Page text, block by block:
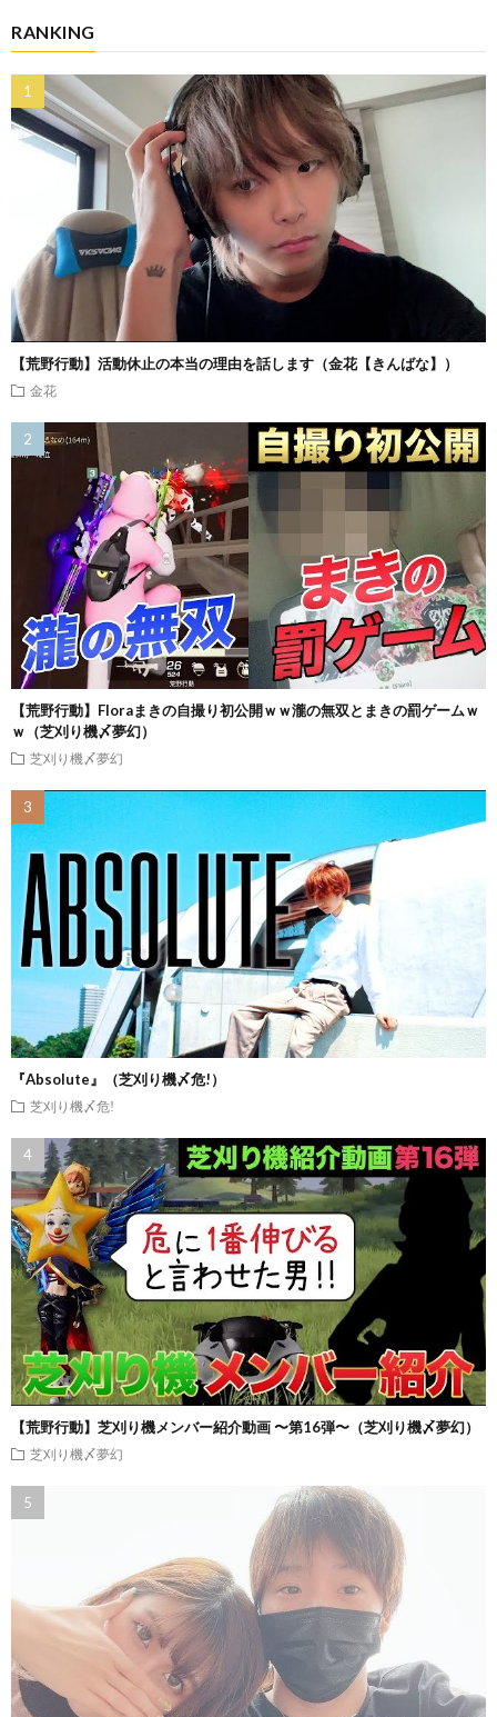
RANKING
【荒野行動】活動休止の本当の理由を話します（金花【きんばな】）
金花
【荒野行動】Floraまきの自撮り初公開ｗｗ瀧の無双とまきの罰ゲームｗ
ｗ（芝刈り機〆夢幻）
芝刈り機〆夢幻
『Absolute』（芝刈り機〆危!）
芝刈り機〆危!
【荒野行動】芝刈り機メンバー紹介動画 〜第16弾〜（芝刈り機〆夢幻）
芝刈り機〆夢幻